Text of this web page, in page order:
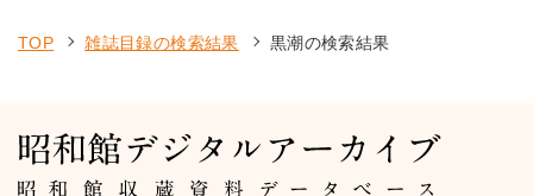
TOP 雑誌目録の検索結果 黒潮の検索結果